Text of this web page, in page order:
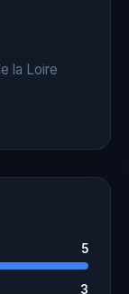
la Loire
5
3